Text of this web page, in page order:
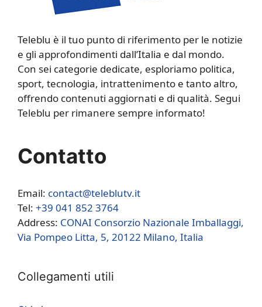
Teleblu è il tuo punto di riferimento per le notizie
e gli approfondimenti dall’Italia e dal mondo.
Con sei categorie dedicate, esploriamo politica,
sport, tecnologia, intrattenimento e tanto altro,
offrendo contenuti aggiornati e di qualità. Segui
Teleblu per rimanere sempre informato!
Contatto
Email: contact@teleblutv.it
Tel: +39 041 852 3764
Address: CONAI Consorzio Nazionale Imballaggi,
Via Pompeo Litta, 5, 20122 Milano, Italia
Collegamenti utili